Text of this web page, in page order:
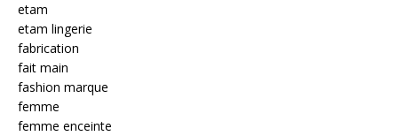
etam
etam lingerie
fabrication
fait main
fashion marque
femme
femme enceinte